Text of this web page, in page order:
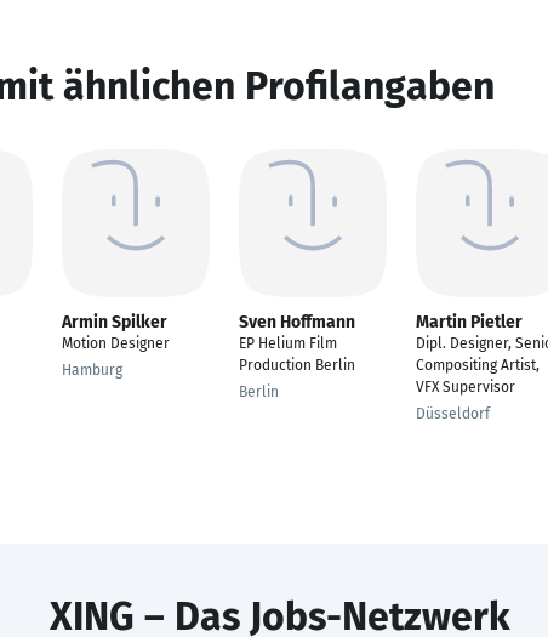
ähnlichen Profilangaben
Armin Spilker
Motion Designer
Hamburg
Sven Hoffmann
EP Helium Film
Production Berlin
Berlin
Martin Pietler
Dipl. Designer,
Compositing Artist,
VFX Supervisor
Düsseldorf
XING – Das Jobs-Netzwerk